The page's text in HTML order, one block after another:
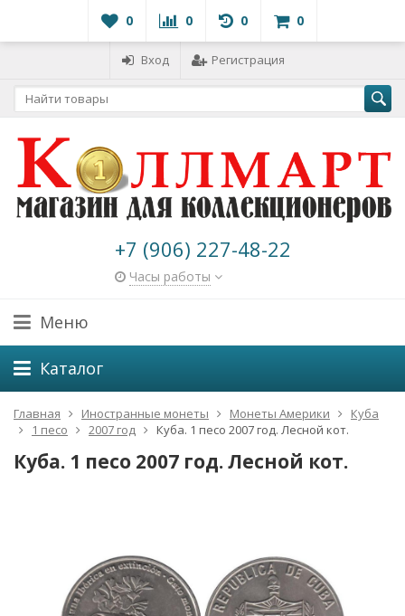
0 0 0 0
Вход Регистрация
+7 (906) 227-48-22
Часы работы
Меню
Каталог
Главная Иностранные монеты Монеты Америки
Куба
1 песо
2007 год Куба. 1 песо 2007 год. Лесной кот.
Куба. 1 песо 2007 год. Лесной кот.